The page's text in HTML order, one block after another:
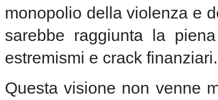
monopolio della violenza e
sarebbe raggiunta la
estremismi e crack finanziari.
Questa visione non venne